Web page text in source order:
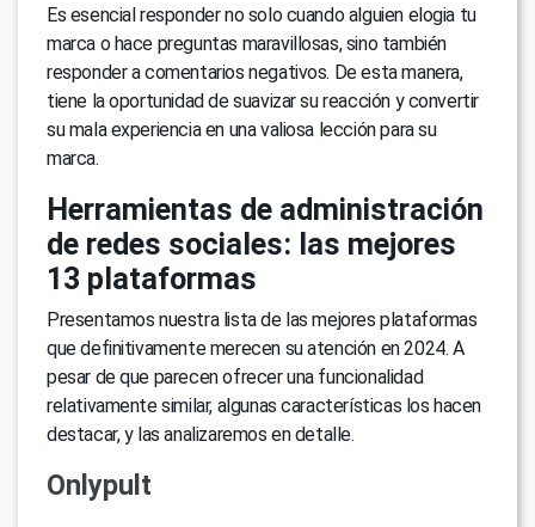
Es esencial responder no solo cuando alguien elogia tu
marca o hace preguntas maravillosas, sino también
responder a comentarios negativos. De esta manera,
tiene la oportunidad de suavizar su reacción y convertir
su mala experiencia en una valiosa lección para su
marca.
Herramientas de administración
de redes sociales: las mejores
13 plataformas
Presentamos nuestra lista de las mejores plataformas
que definitivamente merecen su atención en 2024. A
pesar de que parecen ofrecer una funcionalidad
relativamente similar, algunas características los hacen
destacar, y las analizaremos en detalle.
Onlypult